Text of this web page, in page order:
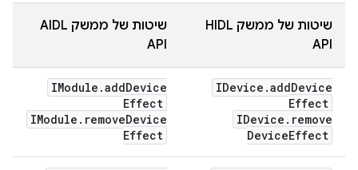
שיטות של ממשק HIDL
API
שיטות של ממשק AIDL
API
IDevice .addDevice
Effect
IDevice . remove
DeviceEffect
IModule .addDevice
Effect
IModule . removeDevice
Effect